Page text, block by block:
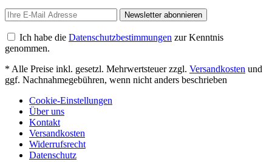
Newsletter abonnieren
Ich habe die Datenschutzbestimmungen zur Kenntnis
genommen.
* Alle Preise inkl. gesetzl. Mehrwertsteuer zzgl. Versandkosten und
ggf. Nachnahmegebühren, wenn nicht anders beschrieben
Cookie-Einstellungen
Über uns
Kontakt
Versandkosten
Widerrufsrecht
Datenschutz